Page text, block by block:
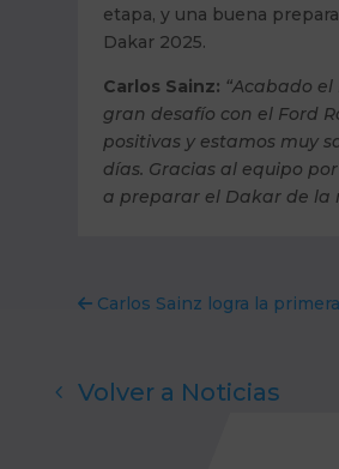
etapa, y una buena
Dakar 2025.
Carlos Sainz: “Acabado
gran desafío con el Ford
positivas y estamos muy
días. Gracias al equipo
a preparar el Dakar de la
Carlos Sainz logra la
Volver a Noticias